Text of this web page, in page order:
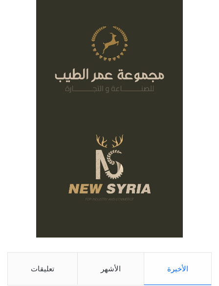
الأخيرة الأشهر تعليقات